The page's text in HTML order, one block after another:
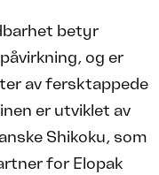
betyr
og er
av fersktappede
er utviklet av
Shikoku, som
for Elopak